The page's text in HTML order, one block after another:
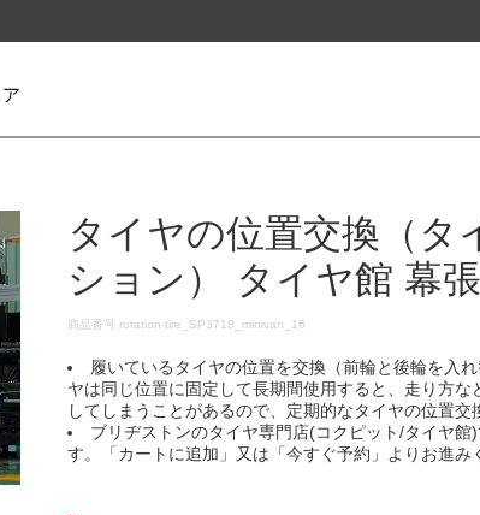
タイヤの位置交換（タ
ション） タイヤ館 幕張
DETAILS
商品番号 rotation-tire_SP3718_minivan_16
履いているタイヤの位置を交換（前輪と後輪を入
ヤは同じ位置に固定して長期間使用すると、走り方
してしまうことがあるので、定期的なタイヤの位置交
ブリヂストンのタイヤ専門店(コクピット/タイヤ
す。「カートに追加」又は「今すぐ予約」よりお進み